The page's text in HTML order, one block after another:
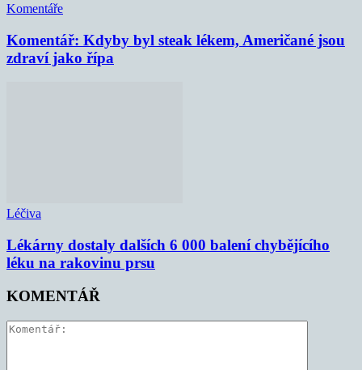
Komentáře
Komentář: Kdyby byl steak lékem, Američané jsou
zdraví jako řípa
Léčiva
Lékárny dostaly dalších 6 000 balení chybějícího
léku na rakovinu prsu
KOMENTÁŘ